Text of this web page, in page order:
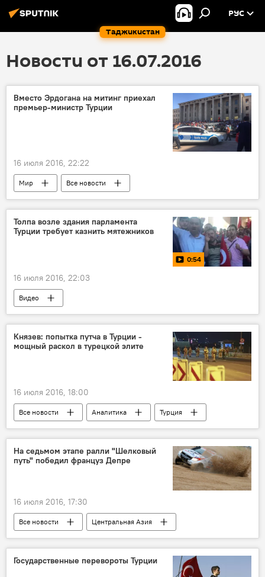
Таджикистан
РУС
Новости от 16.07.2016
Вместо Эрдогана на митинг приехал
премьер-министр Турции
16 июля 2016, 22:22
Мир Все новости
Толпа возле здания парламента
Турции требует казнить мятежников
0:54
16 июля 2016, 22:03
Видео
Князев: попытка путча в Турции -
мощный раскол в турецкой элите
16 июля 2016, 18:00
Все новости Аналитика
Турция
Реджеп Тайип Эрдоган
Мнение
На седьмом этапе ралли "Шелковый
путь" победил француз Депре
16 июля 2016, 17:30
Все новости Центральная Азия
Государственные перевороты Турции